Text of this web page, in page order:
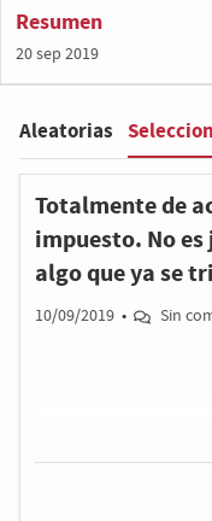
Resumen
20 sep 2019
Filter:
Aleatorias
Totalmente de
impuesto. No
algo que ya se
10/09/2019 • Sin